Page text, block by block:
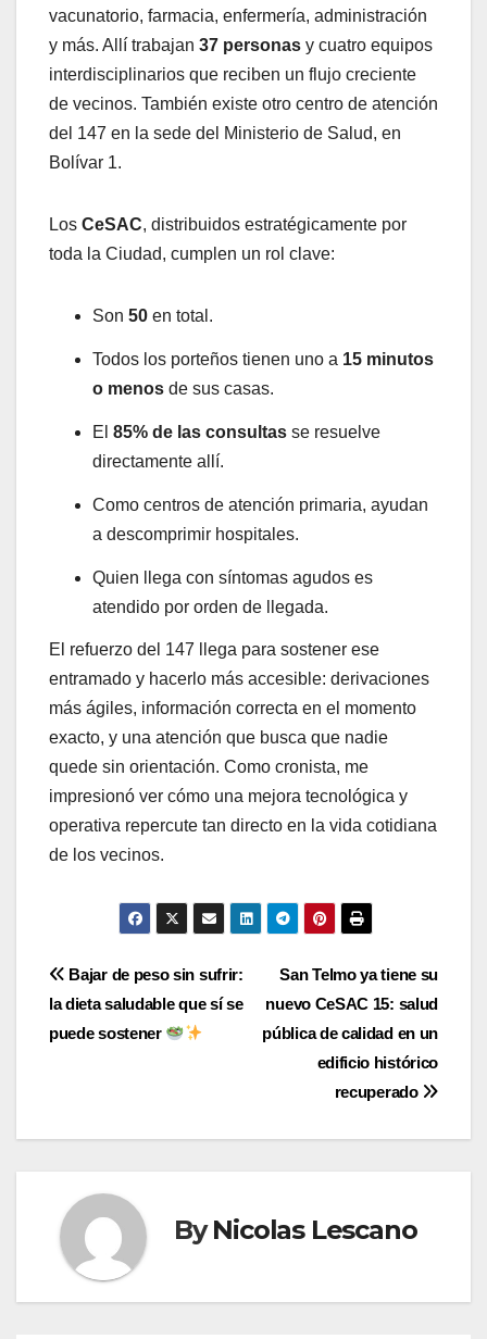
vacunatorio, farmacia, enfermería, administración
y más. Allí trabajan 37 personas y cuatro equipos
interdisciplinarios que reciben un flujo creciente
de vecinos. También existe otro centro de atención
del 147 en la sede del Ministerio de Salud, en
Bolívar 1.
Los CeSAC, distribuidos estratégicamente por
toda la Ciudad, cumplen un rol clave:
Son 50 en total.
Todos los porteños tienen uno a 15 minutos
o menos de sus casas.
El 85% de las consultas se resuelve
directamente allí.
Como centros de atención primaria, ayudan
a descomprimir hospitales.
Quien llega con síntomas agudos es
atendido por orden de llegada.
El refuerzo del 147 llega para sostener ese
entramado y hacerlo más accesible: derivaciones
más ágiles, información correcta en el momento
exacto, y una atención que busca que nadie
quede sin orientación. Como cronista, me
impresionó ver cómo una mejora tecnológica y
operativa repercute tan directo en la vida cotidiana
de los vecinos.
Navegación
de
San Telmo ya tiene su
nuevo CeSAC 15: salud
pública de calidad en un
edificio histórico
recuperado
Bajar de peso sin sufrir:
la dieta saludable que sí se
puede sostener
ByNicolas Lescano